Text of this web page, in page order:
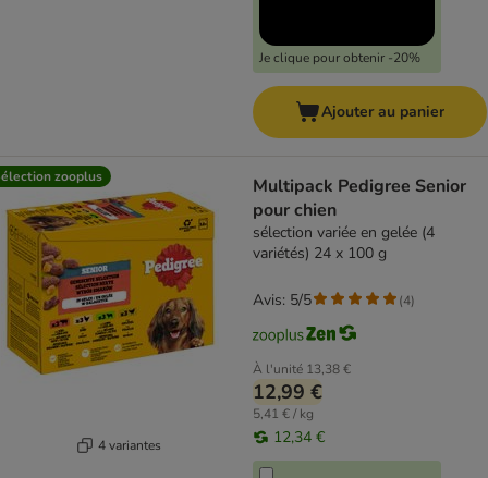
Je clique pour obtenir -20%
Ajouter au panier
zooplus
4 variantes
Multipack Pedigree Senior
pour chien
sélection variée en gelée (4
variétés) 24 x 100 g
À l'unité 13,38 €
12,99 €
5,41 € / kg
12,34 €
Avis: 5/5 (4)